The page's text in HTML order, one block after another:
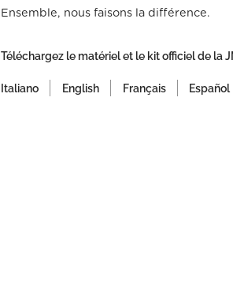
Ensemble, nous faisons la différence.
Téléchargez le matériel et le kit officiel de la
Italiano English Français Español